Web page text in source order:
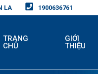
LA 1900636761
TRANG
CHỦ
GIỚI
THIỆU